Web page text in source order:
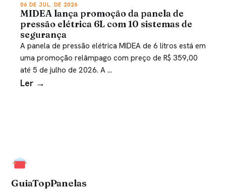
06 DE JUL. DE 2026
MIDEA lança promoção da panela de
pressão elétrica 6L com 10 sistemas de
segurança
A panela de pressão elétrica MIDEA de 6 litros está em
uma promoção relâmpago com preço de R$ 359,00
até 5 de julho de 2026. A …
Ler →
GuiaTopPanelas